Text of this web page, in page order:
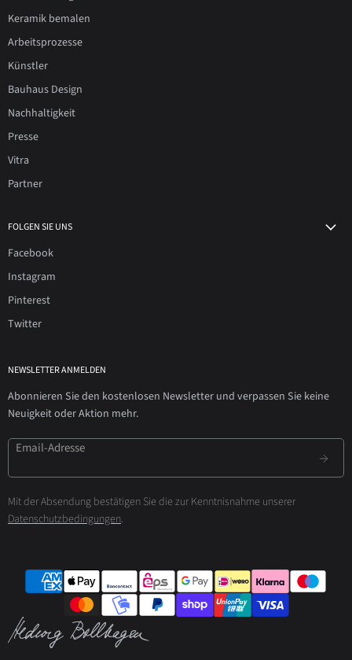
Keramik bemalen
Arbeitsprozesse
Künstler
Bauhaus Design
Nachhaltigkeit
Presse
Vitra
Partner
FOLGEN SIE UNS
Facebook
Instagram
Pinterest
Twitter
NEWSLETTER ANMELDEN
Abonnieren Sie den kostenlosen Newsletter und verpassen Sie keine
Neuigkeit oder Aktion mehr.
Email-Adresse
Mit der Absendung bestätigen Sie die zur Kenntnisnahme unserer
Datenschutzbedingungen.